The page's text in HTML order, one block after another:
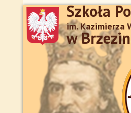
Szkoła
im. Kazimierza
w